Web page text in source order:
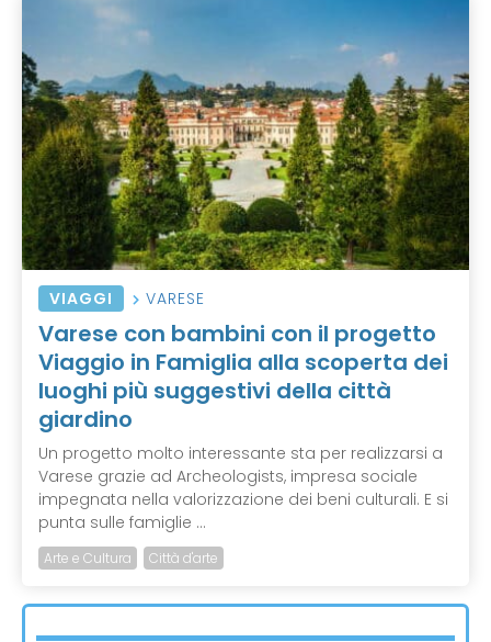
VIAGGI VARESE
Varese con bambini con il progetto
Viaggio in Famiglia alla scoperta dei
luoghi più suggestivi della città
giardino
Un progetto molto interessante sta per realizzarsi a
Varese grazie ad Archeologists, impresa sociale
impegnata nella valorizzazione dei beni culturali. E si
punta sulle famiglie ...
Arte e Cultura Città d'arte